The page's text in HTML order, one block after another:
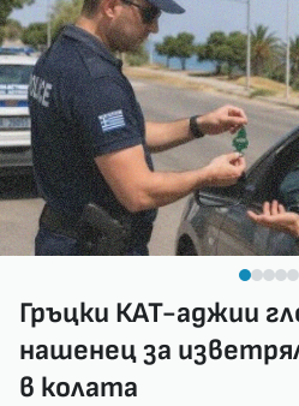
Гръцки КАТ-аджии
нашенец за
в колата